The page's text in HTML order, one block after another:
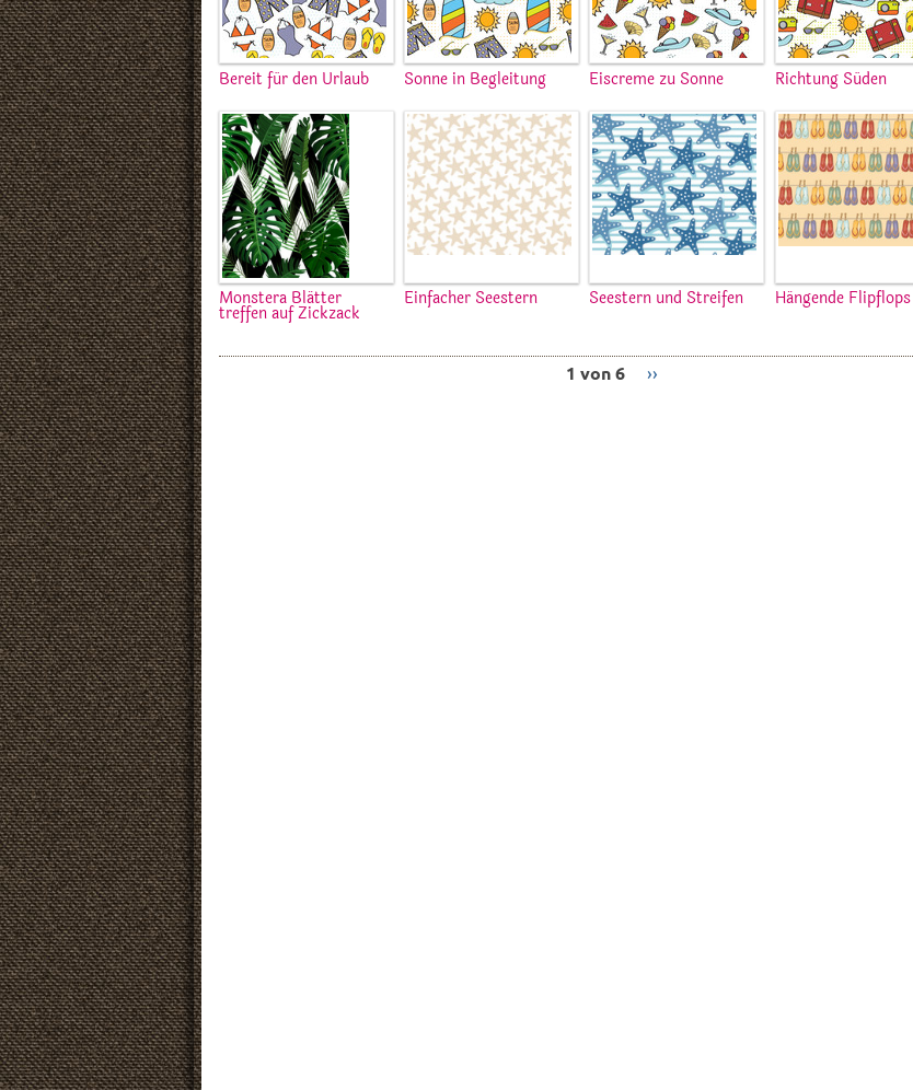
Bereit für den Urlaub Sonne in Begleitung Eiscreme zu Sonne Richtung Süden
Monstera Blätter
treffen auf Zickzack
Einfacher Seestern Seestern und Streifen Hängende Flipflops
1 von 6 ››